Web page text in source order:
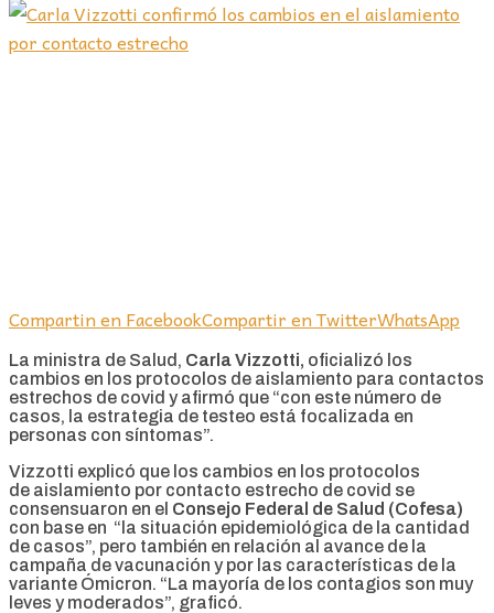
Compartin en FacebookCompartir en TwitterWhatsApp
La ministra de Salud, Carla Vizzotti, oficializó los
cambios en los protocolos de aislamiento para contactos
estrechos de covid y afirmó que “con este número de
casos, la estrategia de testeo está focalizada en
personas con síntomas”.
Vizzotti explicó que los cambios en los protocolos
de aislamiento por contacto estrecho de covid se
consensuaron en el Consejo Federal de Salud (Cofesa)
con base en “la situación epidemiológica de la cantidad
de casos”, pero también en relación al avance de la
campaña de vacunación y por las características de la
variante Ómicron. “La mayoría de los contagios son muy
leves y moderados”, graficó.